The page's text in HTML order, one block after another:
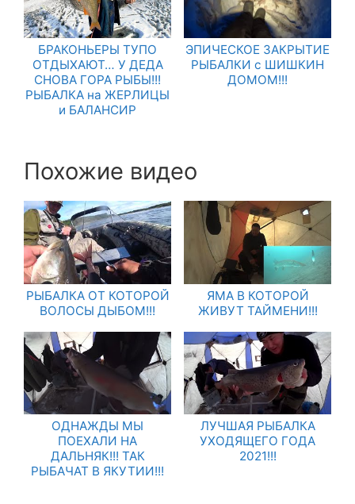
БРАКОНЬЕРЫ ТУПО
ОТДЫХАЮТ… У ДЕДА
СНОВА ГОРА РЫБЫ!!!
РЫБАЛКА на ЖЕРЛИЦЫ
и БАЛАНСИР
ЭПИЧЕСКОЕ ЗАКРЫТИЕ
РЫБАЛКИ с ШИШКИН
ДОМОМ!!!
Похожие видео
РЫБАЛКА ОТ КОТОРОЙ
ВОЛОСЫ ДЫБОМ!!!
ЯМА В КОТОРОЙ
ЖИВУТ ТАЙМЕНИ!!!
ОДНАЖДЫ МЫ
ПОЕХАЛИ НА
ДАЛЬНЯК!!! ТАК
РЫБАЧАТ В ЯКУТИИ!!!
ЛУЧШАЯ РЫБАЛКА
УХОДЯЩЕГО ГОДА
2021!!!